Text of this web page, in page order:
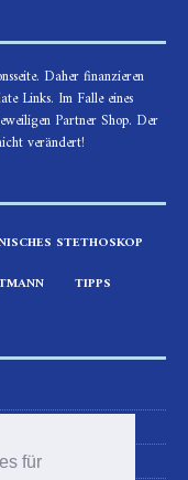
für
Daher finanzieren
Links. Im Falle eines
Partner Shop. Der
verändert!
STETHOSKOP
TIPPS